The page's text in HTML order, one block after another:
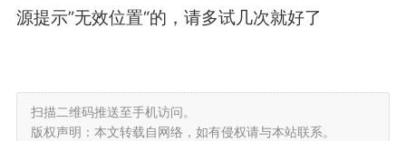
源提示”无效位置“的，请多试几次就好了
扫描二维码推送至手机访问。
版权声明：本文转载自网络，如有侵权请与本站联系。